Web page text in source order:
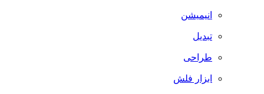
انیمیشن
تبدیل
طراحی
ابزار فلش